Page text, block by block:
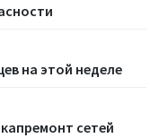
на этой неделе
сетей